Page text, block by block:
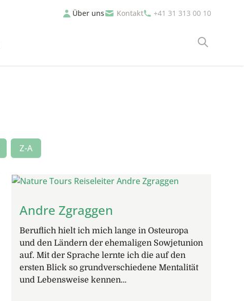
Über uns Kontakt +41 31 313 00 10
Suche
Z-A
Andre Zgraggen
Beruflich hielt ich mich lange in Osteuropa
und den Ländern der ehemaligen Sowjetunion
auf. Mit der Sprache lernte ich die auf den
ersten Blick so grundverschiedene Mentalität
und Lebensweise kennen…